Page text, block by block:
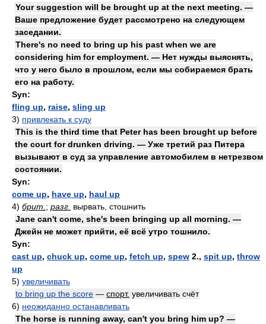
Your suggestion will be brought up at the next meeting. —
Ваше предложение будет рассмотрено на следующем
заседании.
There's no need to bring up his past when we are
considering him for employment. — Нет нужды выяснять,
что у него было в прошлом, если мы собираемся брать
его на работу.
Syn:
fling up, raise, sling up
3) привлекать к суду
This is the third time that Peter has been brought up before
the court for drunken driving. — Уже третий раз Питера
вызывают в суд за управление автомобилем в нетрезвом
состоянии.
Syn:
come up, have up, haul up
4) брит. ; разг. вырвать, стошнить
Jane can't come, she's been bringing up all morning. —
Джейн не может прийти, её всё утро тошнило.
Syn:
cast up, chuck up, come up, fetch up, spew 2., spit up, throw
up
5) увеличивать
to bring up the score — спорт. увеличивать счёт
6) неожиданно останавливать
The horse is running away, can't you bring him up? —